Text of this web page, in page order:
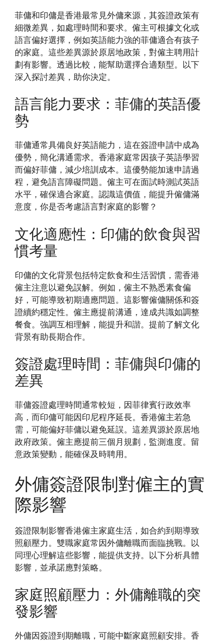
菲傭和印傭是香港最常見外傭來源，其簽證政策有
細微差異，如處理時間和要求。僱主可根據文化或
語言偏好選擇，例如英語能力強的菲傭適合有孩子
的家庭。這些差異源於原居地政策，對僱主聘用計
劃有影響。透過比較，能幫助選擇合適類型。以下
深入探討差異，助你決定。
語言能力要求：菲傭的英語優
勢
菲傭通常具備良好英語能力，這在簽證申請中成為
優勢，簡化溝通需求。香港家庭常因孩子英語學習
而偏好菲傭，減少培訓成本。這優勢能加速申請過
程，避免語言障礙問題。僱主可在面試時測試英語
水平，確保適合家庭。認識這價值，能提升僱傭滿
意度，你是否考慮語言對家庭的影響？
文化適應性：印傭的飲食與習
慣考量
印傭的文化背景包括特定飲食和生活習慣，需香港
僱主注意以避免誤解。例如，僱主不熟悉素食偏
好，可能導致初期適應問題。這影響僱傭關係和簽
證續約穩定性。僱主應提前溝通，達成共識如調整
餐食。強調互相理解，能提升和諧。提前了解文化
背景有助長期合作。
簽證處理時間：菲傭與印傭的
差異
菲傭簽證處理時間通常較短，因菲律賓行政效率
高，而印傭可能因印尼程序延長。香港僱主若急
需，可能偏好菲傭以避免延誤。這差異源於原居地
政府政策。僱主應提前三個月規劃，監測進度。留
意政策變動，能確保及時聘用。
外傭簽證限制對僱主的實
際影響
簽證限制影響香港僱主家庭生活，如合約到期導致
照顧壓力。雙職家庭常因外傭離職而面臨挑戰。以
同理心理解這些影響，能提供支持。以下分析具體
影響，並承諾應對策略。
家庭照顧壓力：外傭離職的突
發影響
外傭因簽證到期離職，可能中斷家庭照顧安排。香